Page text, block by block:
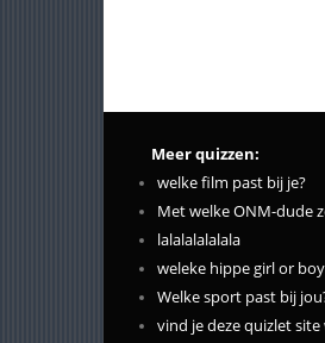
Meer quizzen:
welke film past bij je?
Met welke ONM-dude
lalalalalalala
weleke hippe girl or
Welke sport past bij
vind je deze quizlet site